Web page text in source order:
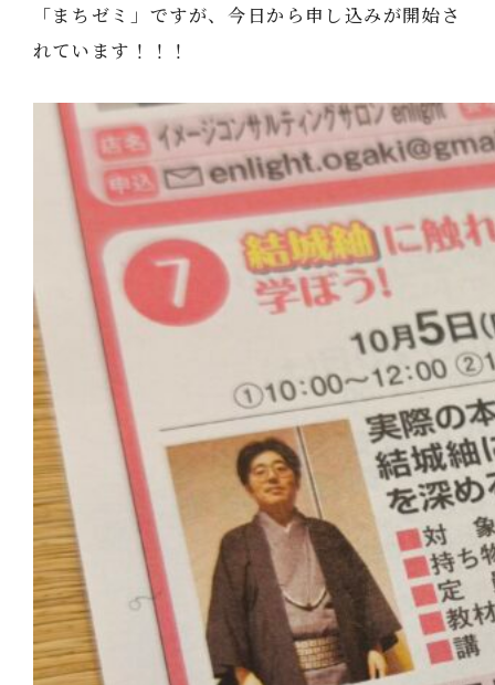
「まちゼミ」ですが、今日から申し込みが開始さ
れています！！！